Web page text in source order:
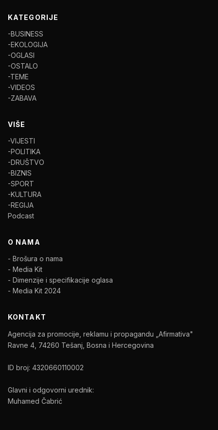
KATEGORIJE
-BUSINESS
-EKOLOGIJA
-OGLASI
-OSTALO
-TEME
-VIDEOS
-ZABAVA
VIŠE
-VIJESTI
-POLITIKA
-DRUŠTVO
-BIZNIS
-SPORT
-KULTURA
-REGIJA
Podcast
O NAMA
- Brošura o nama
- Media Kit
- Dimenzije i specifikacije oglasa
- Media Kit 2024
KONTAKT
Agencija za promocije, reklamu i propagandu „Afirmativa"
Ravne 4, 74260 Tešanj, Bosna i Hercegovina
ID broj: 4320660110002
Glavni i odgovorni urednik:
Muhamed Čabrić